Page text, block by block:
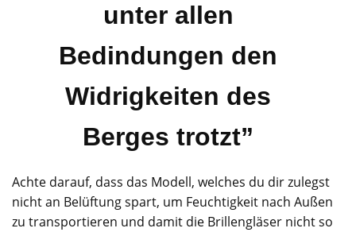
unter allen
Bedindungen den
Widrigkeiten des
Berges trotzt”
Achte darauf, dass das Modell, welches du dir zulegst
nicht an Belüftung spart, um Feuchtigkeit nach Außen
zu transportieren und damit die Brillengläser nicht so